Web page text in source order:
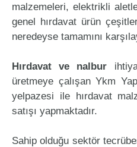
malzemeleri, elektrikli
genel hırdavat ürün
neredeyse tamamını
Hırdavat ve nalbur
üretmeye çalışan Ykm
yelpazesi ile hırdavat
satışı yapmaktadır.
Sahip olduğu sektör